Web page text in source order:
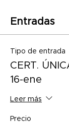
Entradas
Tipo de entrada
CERT.
16-ene
Leer más
Precio